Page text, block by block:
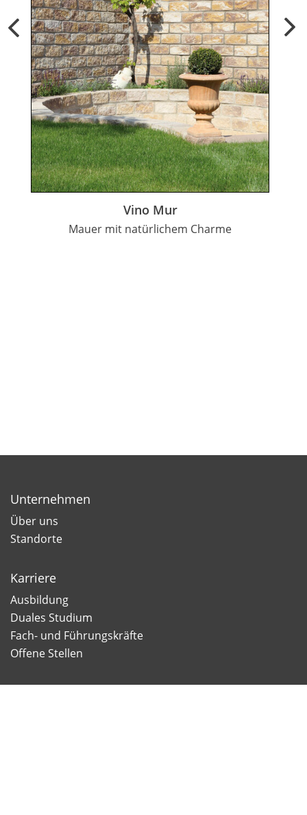
Vino Mur
Mauer mit natürlichem Charme
Unternehmen
Über uns
Standorte
Karriere
Ausbildung
Duales Studium
Fach- und Führungskräfte
Offene Stellen